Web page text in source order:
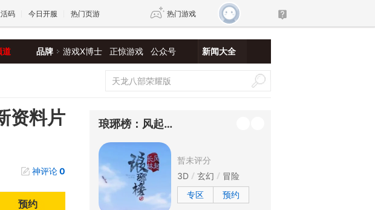
码 今日开服 热门页游 热门游戏
王权与自由 新仙侠5
道 品牌 游戏X博士 正惊游戏 公众号 新闻大全
资料片
神评论0
预约
琅琊榜：风起长林
暂未评分
3D
玄幻
冒险
专区
预约